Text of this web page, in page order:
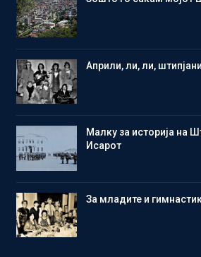
Aприли, ли, ли,
Малку за историја на
Исарот
Зa младите и